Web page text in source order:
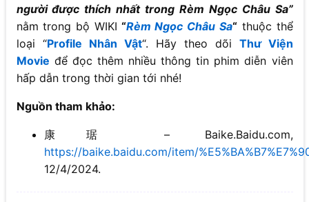
người được thích nhất trong Rèm Ngọc Châu Sa”
nằm trong bộ WIKI “Rèm Ngọc Châu Sa“thuộc thể
loại “Profile Nhân Vật“. Hãy theo dõi Thư Viện
Movie để đọc thêm nhiều thông tin phim diễn viên
hấp dẫn trong thời gian tới nhé!
Nguồn tham khảo:
康琚 – Baike.Baidu.com,
https://baike.baidu.com/item/
12/4/2024.